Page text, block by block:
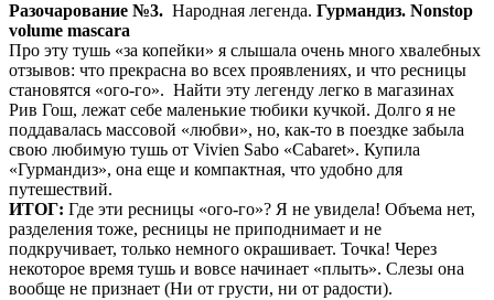
Разочарование №3. Народная легенда. Гурмандиз. Nonstop
volume mascara
Про эту тушь «за копейки» я слышала очень много хвалебных
отзывов: что прекрасна во всех проявлениях, и что ресницы
становятся «ого-го». Найти эту легенду легко в магазинах
Рив Гош, лежат себе маленькие тюбики кучкой. Долго я не
поддавалась массовой «любви», но, как-то в поездке забыла
свою любимую тушь от Vivien Sabo «Cabaret». Купила
«Гурмандиз», она еще и компактная, что удобно для
путешествий.
ИТОГ: Где эти ресницы «ого-го»? Я не увидела! Объема нет,
разделения тоже, ресницы не приподнимает и не
подкручивает, только немного окрашивает. Точка! Через
некоторое время тушь и вовсе начинает «плыть». Слезы она
вообще не признает (Ни от грусти, ни от радости).